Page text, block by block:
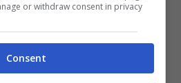
peralternarsi
un’arma letale, ma
or withdraw consent in privacy
Consent